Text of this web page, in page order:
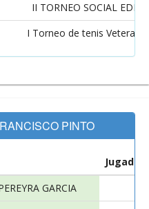
II TORNEO SOCIAL EDM
I Torneo de tenis
PINTO
Jugador
GARCIA